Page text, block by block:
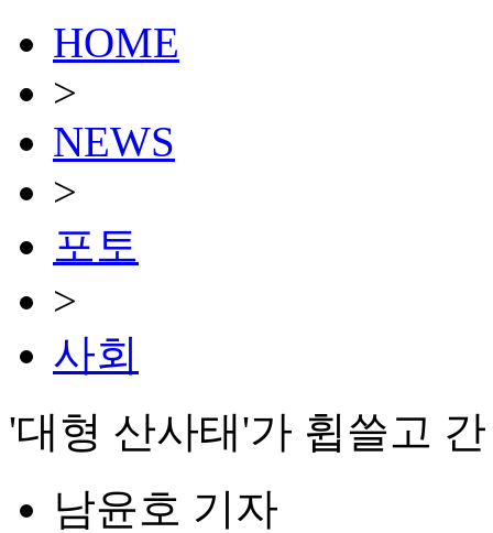
HOME
>
NEWS
>
포토
>
사회
'대형 산사태'가 휩쓸고
남윤호 기자